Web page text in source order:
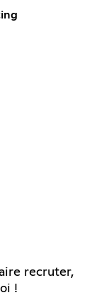
recruter,
!